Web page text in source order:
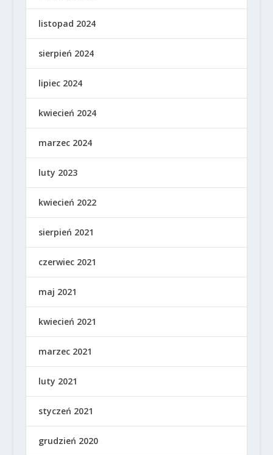
listopad 2024
sierpień 2024
lipiec 2024
kwiecień 2024
marzec 2024
luty 2023
kwiecień 2022
sierpień 2021
czerwiec 2021
maj 2021
kwiecień 2021
marzec 2021
luty 2021
styczeń 2021
grudzień 2020